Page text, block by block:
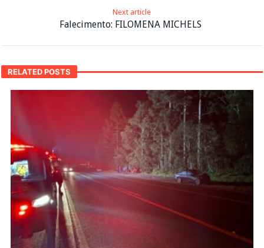
Next article
Falecimento: FILOMENA MICHELS
RELATED POSTS